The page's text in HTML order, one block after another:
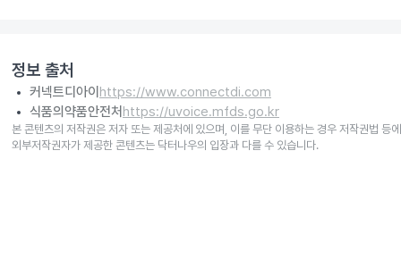
정보 출처
커넥트디아이 https://www.connectdi.com
식품의약품안전처 https://uvoice.mfds.go.kr
본 콘텐츠의 저작권은 저자 또는 제공처에 있으며, 이를 무단 이용하는 경우 저작권법 등
외부저작권자가 제공한 콘텐츠는 닥터나우의 입장과 다를 수 있습니다.